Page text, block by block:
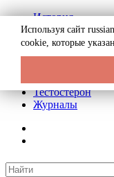
История
Биография
Криминал
Реклама на сайте
Тестостерон
Журналы
Используя сайт
cookie, которые